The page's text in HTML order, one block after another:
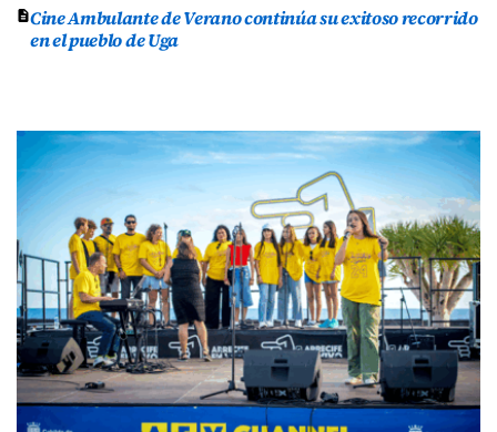
Cine Ambulante de Verano continúa su exitoso recorrido
en el pueblo de Uga